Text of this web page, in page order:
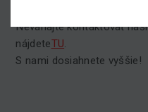
Neváhajte kontaktovať
nájdeteTU
S nami dosiahnete vyššie!